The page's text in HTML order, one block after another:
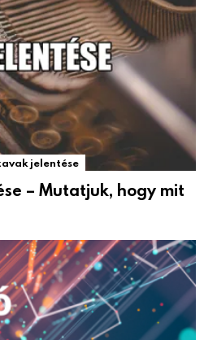
jelentése
– Mutatjuk, hogy mit